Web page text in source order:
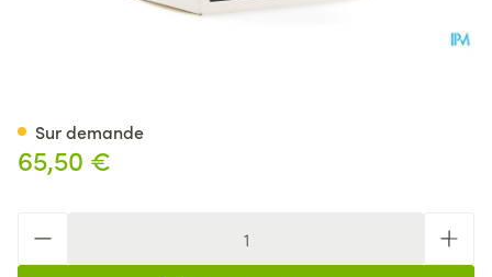
65,50 €
Sur demande